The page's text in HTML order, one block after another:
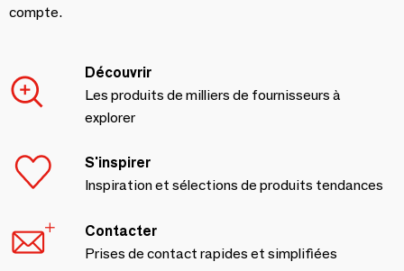
compte.
Découvrir
Les produits de milliers de fournisseurs à
explorer
S'inspirer
Inspiration et sélections de produits tendances
Contacter
Prises de contact rapides et simplifiées